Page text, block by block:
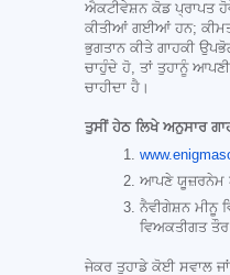
ਐਕਟੀਵੇਸ਼ਨ ਕੋਡ ਪ੍ਰਾਪਤ
ਕੀਤੀਆਂ ਗਈਆਂ ਹਨ; ਕੀਮਤ
ਭੁਗਤਾਨ ਕੀਤੇ ਗਾਹਕੀ
ਚਾਹੁੰਦੇ ਹੋ, ਤਾਂ ਤੁਹਾਨੂੰ
ਚਾਹੀਦਾ ਹੈ।
ਤੁਸੀਂ ਹੇਠ ਲਿਖੇ ਅਨੁਸਾਰ
ਆਪਣੇ ਯੂਜ਼ਰਨੇਮ
ਨੈਵੀਗੇਸ਼ਨ ਮੀਨੂ
ਵਿਅਕਤੀਗਤ
ਜੇਕਰ ਤੁਹਾਡੇ ਕੋਈ ਸਵਾਲ